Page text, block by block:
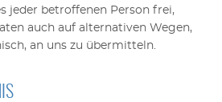
jeder betroffenen Person frei,
auch auf alternativen Wegen,
an uns zu übermitteln.